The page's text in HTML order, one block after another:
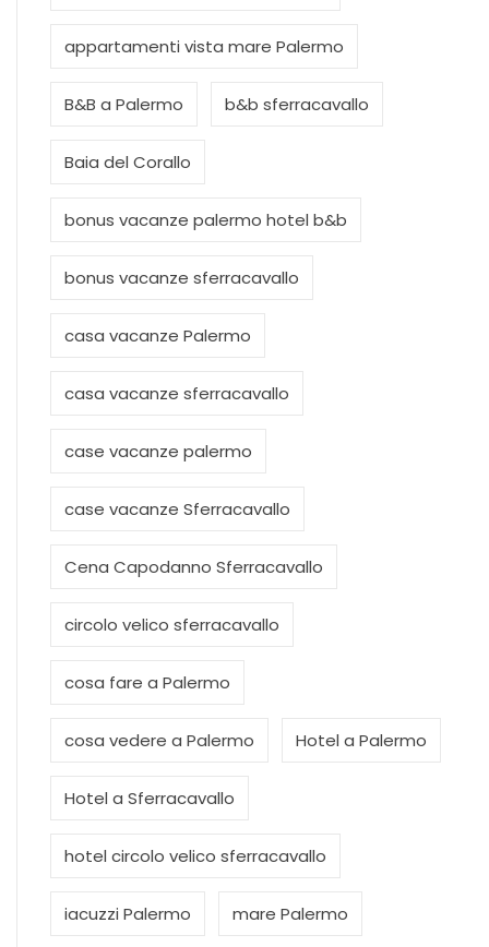
appartamenti vista mare Palermo
B&B a Palermo b&b sferracavallo
Baia del Corallo
bonus vacanze palermo hotel b&b
bonus vacanze sferracavallo
casa vacanze Palermo
casa vacanze sferracavallo
case vacanze palermo
case vacanze Sferracavallo
Cena Capodanno Sferracavallo
circolo velico sferracavallo
cosa fare a Palermo
cosa vedere a Palermo Hotel a Palermo
Hotel a Sferracavallo
hotel circolo velico sferracavallo
iacuzzi Palermo mare Palermo